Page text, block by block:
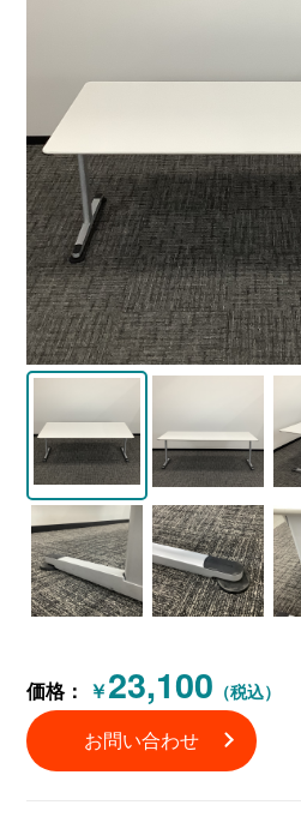
価格： ￥23,100 （税込）
お問い合わせ